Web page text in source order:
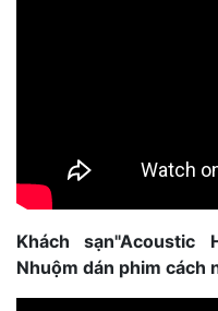
Khách
Nhuộm dán phim cách